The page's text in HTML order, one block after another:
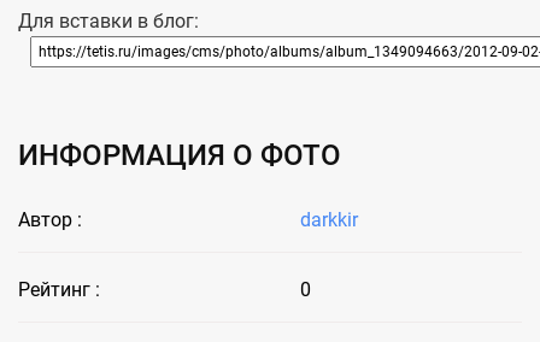
Для вставки в блог:
ИНФОРМАЦИЯ О ФОТО
Автор : darkkir
Рейтинг : 0